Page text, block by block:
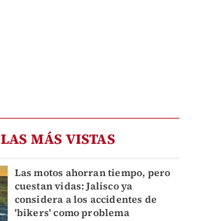
LAS MÁS VISTAS
Las motos ahorran tiempo, pero
cuestan vidas: Jalisco ya
considera a los accidentes de
'bikers' como problema